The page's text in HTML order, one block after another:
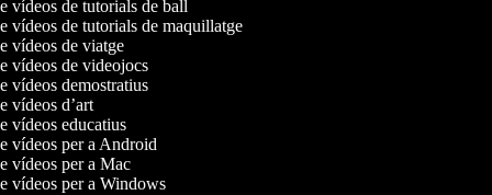
vídeos de tutorials de ball
vídeos de tutorials de maquillatge
vídeos de viatge
vídeos de videojocs
vídeos demostratius
vídeos d’art
vídeos educatius
vídeos per a Android
vídeos per a Mac
vídeos per a Windows